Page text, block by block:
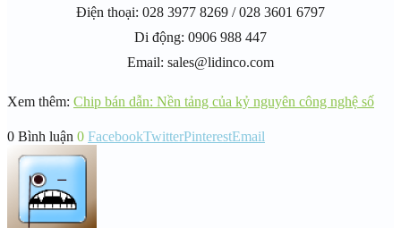
Điện thoại: 028 3977 8269 / 028 3601 6797
Di động: 0906 988 447
Email: sales@lidinco.com
Xem thêm: Chip bán dẫn: Nền tảng của kỷ nguyên công nghệ số
0 Bình luận 0 FacebookTwitterPinterestEmail